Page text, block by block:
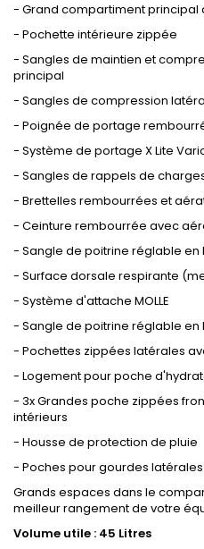
- Grand compartiment principal
- Pochette intérieure zippée
- Sangles de maintien et
principal
- Sangles de compression
- Poignée de portage
- Système de portage X Lite
- Sangles de rappels de
- Brettelles rembourrées et
- Ceinture rembourrée avec
- Sangle de poitrine réglable en
- Surface dorsale respirante
- Système d'attache MOLLE
- Sangle de poitrine réglable en
- Pochettes zippées latérales
- Logement pour poche
- 3x Grandes poche zippées
intérieurs
- Housse de protection de pluie
- Poches pour gourdes latérales
Grands espaces dans le
meilleur rangement de votre
Volume utile : 45 Litres